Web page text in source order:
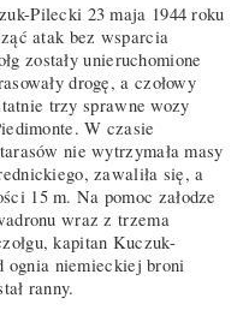
Pilecki 23 maja 1944 roku
atak bez wsparcia
zostały unieruchomione
drogę, a czołowy
trzy sprawne wozy
W czasie
nie wytrzymała masy
zawaliła się, a
15 m. Na pomoc załodze
wraz z trzema
kapitan Kuczuk-
ognia niemieckiej broni
ranny.